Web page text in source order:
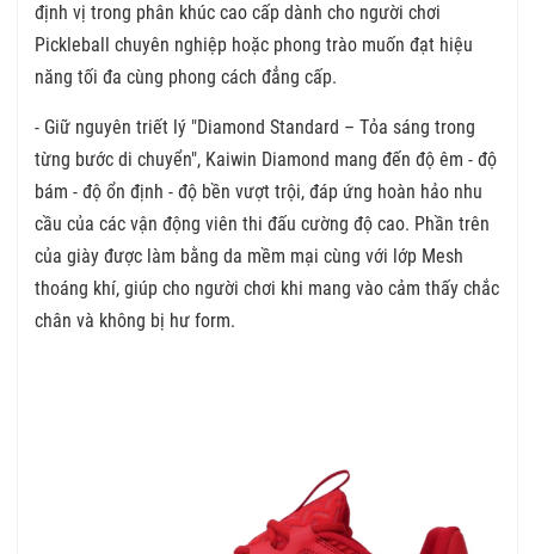
định vị trong phân khúc cao cấp dành cho người chơi
Pickleball chuyên nghiệp hoặc phong trào muốn đạt hiệu
năng tối đa cùng phong cách đẳng cấp.
- Giữ nguyên triết lý "Diamond Standard – Tỏa sáng trong
từng bước di chuyển", Kaiwin Diamond mang đến độ êm - độ
bám - độ ổn định - độ bền vượt trội, đáp ứng hoàn hảo nhu
cầu của các vận động viên thi đấu cường độ cao. Phần trên
của giày được làm bằng da mềm mại cùng với lớp Mesh
thoáng khí, giúp cho người chơi khi mang vào cảm thấy chắc
chân và không bị hư form.